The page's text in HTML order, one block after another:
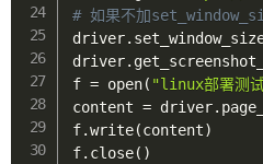
# 如果不加
f = open( "linux部署测
content =
f.write(content)
f.close( )